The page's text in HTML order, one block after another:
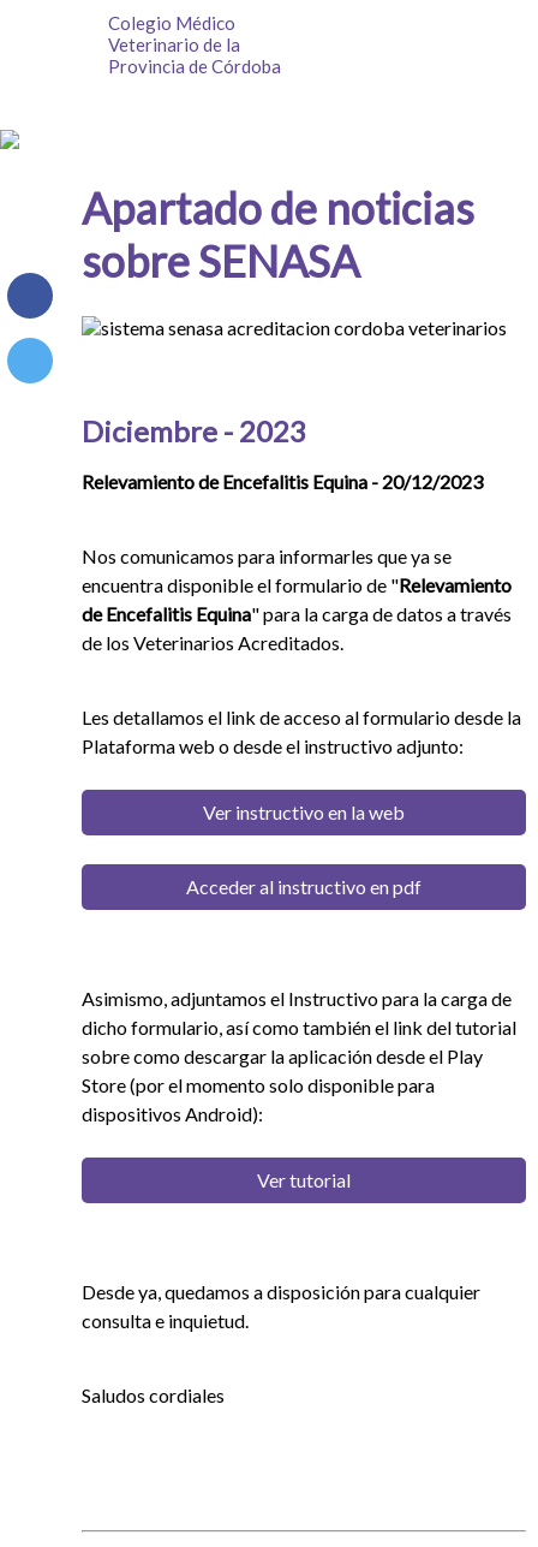
Colegio Médico
Veterinario de la
Provincia de Córdoba
Apartado de noticias
sobre SENASA
Diciembre - 2023
Relevamiento de Encefalitis Equina - 20/12/2023
Nos comunicamos para informarles que ya se
encuentra disponible el formulario de "Relevamiento
de Encefalitis Equina" para la carga de datos a través
de los Veterinarios Acreditados.
Les detallamos el link de acceso al formulario desde la
Plataforma web o desde el instructivo adjunto:
Ver instructivo en la web
Acceder al instructivo en pdf
Asimismo, adjuntamos el Instructivo para la carga de
dicho formulario, así como también el link del tutorial
sobre como descargar la aplicación desde el Play
Store (por el momento solo disponible para
dispositivos Android):
Ver tutorial
Desde ya, quedamos a disposición para cualquier
consulta e inquietud.
Saludos cordiales